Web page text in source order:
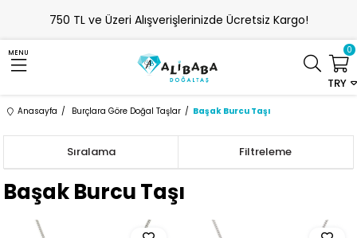
750 TL ve Üzeri Alışverişlerinizde Ücretsiz Kargo!
MENU
TRY
0
Anasayfa Burçlara Göre Doğal Taşlar Başak Burcu Taşı
Filtreleme
Sıralama
Başak Burcu Taşı